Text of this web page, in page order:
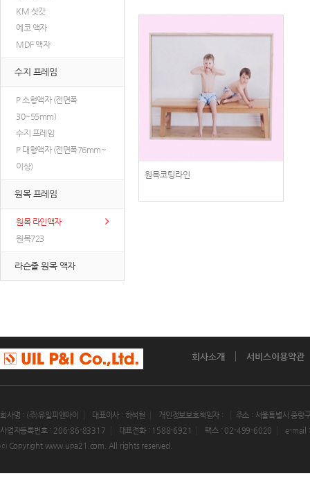
KM 삿갓
에코 액자
MDF 액자
수지 프레임
P 소형액자 (전면폭
30~55mm)
수지 프레임
P 대형액자 (전면폭76mm~
이상)
원목 프레임
원목 라인액자
원목723
라슨줄 원목 액자
원목코팅라인
회사소개 서비스이용약관
회사명 : (주)유일피앤아이 대표이사 : 하석현 개인정보보호책임자 :
주소 : 서울특별시 중
사업자등록번호 : 206-86-83317
대표전화 : 1588-6921 팩스 : 02-499-6020
e-mail
ⓒ Copyright www.upa21.com. All rights reserved.